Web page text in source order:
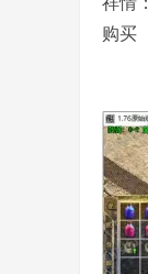
购买